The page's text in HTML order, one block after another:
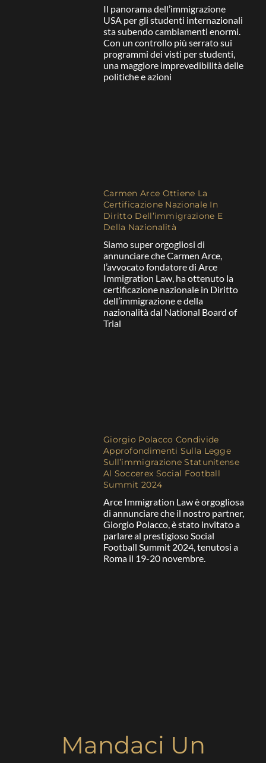
Il panorama dell’immigrazione
USA per gli studenti internazionali
sta subendo cambiamenti enormi.
Con un controllo più serrato sui
programmi dei visti per studenti,
una maggiore imprevedibilità delle
politiche e azioni
Carmen Arce Ottiene La
Certificazione Nazionale In
Diritto Dell’immigrazione E
Della Nazionalità
Siamo super orgogliosi di
annunciare che Carmen Arce,
l’avvocato fondatore di Arce
Immigration Law, ha ottenuto la
certificazione nazionale in Diritto
dell’immigrazione e della
nazionalità dal National Board of
Trial
Giorgio Polacco Condivide
Approfondimenti Sulla Legge
Sull’immigrazione Statunitense
Al Soccerex Social Football
Summit 2024
Arce Immigration Law è orgogliosa
di annunciare che il nostro partner,
Giorgio Polacco, è stato invitato a
parlare al prestigioso Social
Football Summit 2024, tenutosi a
Roma il 19-20 novembre.
Mandaci Un